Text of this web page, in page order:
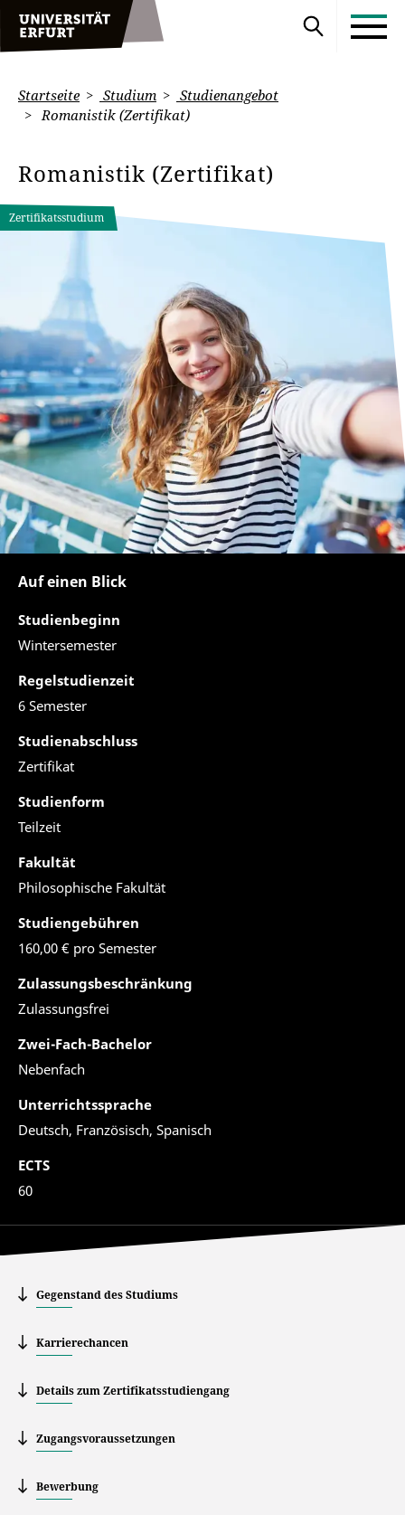
Startseite Studium
Studienangebot
Romanistik (Zertifikat)
Romanistik (Zertifikat)
Zertifikatsstudium
Auf einen Blick
Studienbeginn
Wintersemester
Regelstudienzeit
6 Semester
Studienabschluss
Zertifikat
Studienform
Teilzeit
Fakultät
Philosophische Fakultät
Studiengebühren
160,00 € pro Semester
Zulassungsbeschränkung
Zulassungsfrei
Zwei-Fach-Bachelor
Nebenfach
Unterrichtssprache
Deutsch, Französisch, Spanisch
ECTS
60
Gegenstand des Studiums
Karrierechancen
Details zum Zertifikatsstudiengang
Zugangsvoraussetzungen
Bewerbung